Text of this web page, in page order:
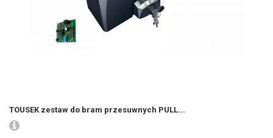
TOUSEK zestaw do bram przesuwnych PULL...